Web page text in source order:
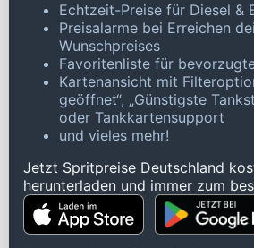
Echtzeit-Preise für Diesel &
Preisalarme bei Erreichen
Wunschpreises
Favoritenliste für
Kartenansicht mit
geöffnet“, „Günstigste
oder Tankkartensupport
und vieles mehr!
Jetzt Spritpreise Deutschland
herunterladen und immer zum